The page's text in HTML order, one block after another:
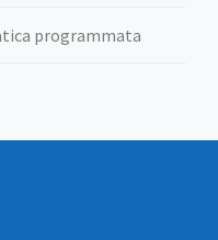
programmata